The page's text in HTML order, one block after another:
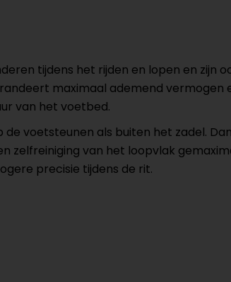
tijdens het rijden en lopen en zijn
maximaal ademend vermogen
van het voetbed.
voetsteunen als buiten het zadel.
zelfreiniging van het loopvlak
precisie tijdens de rit.